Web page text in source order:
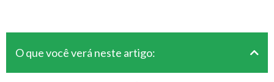
O que você verá neste artigo: